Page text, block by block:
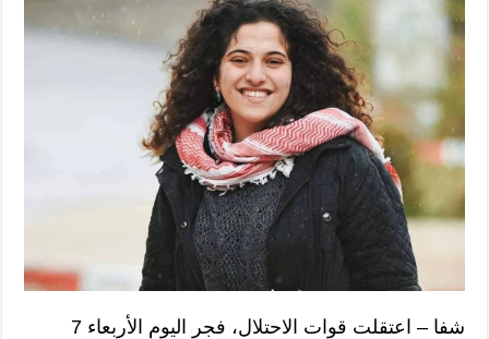
شفا – اعتقلت قوات الاحتلال، فجر اليوم الأربعاء 7